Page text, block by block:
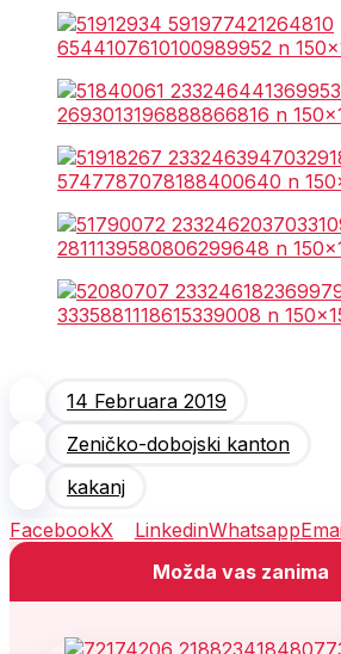
14 Februara 2019
Zeničko-dobojski kanton
kakanj
FacebookX LinkedinWhatsapp
Možda vas zanima